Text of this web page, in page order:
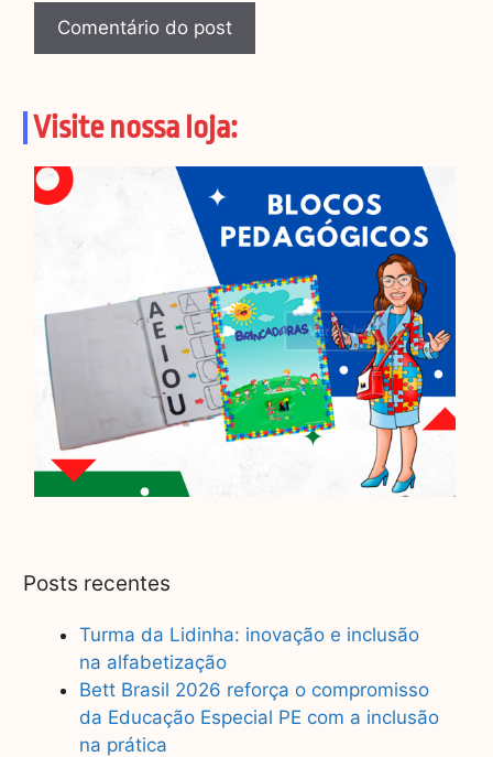
Visite nossa loja:
Ver na loja
Posts recentes
Turma da Lidinha: inovação e inclusão
na alfabetização
Bett Brasil 2026 reforça o compromisso
da Educação Especial PE com a inclusão
na prática